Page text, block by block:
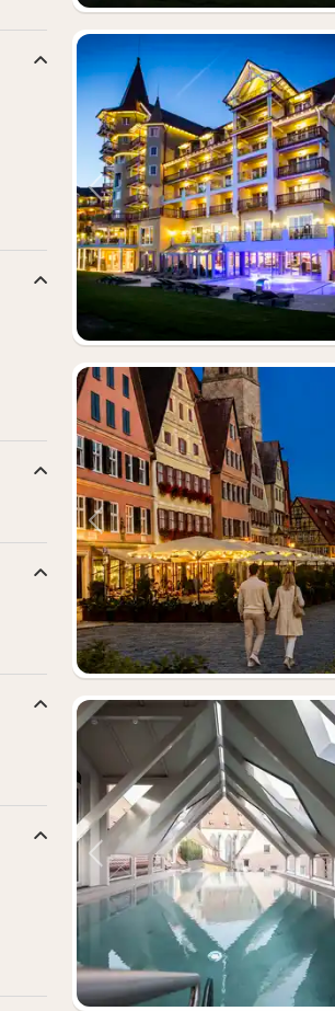
Vorheriges Bild
Vorheriges Bild
Vorheriges Bild